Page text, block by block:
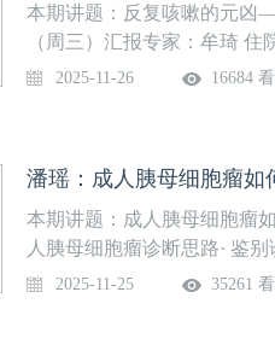
本期讲题：反复咳嗽的元凶
（周三）汇报专家：牟琦
主任医师 东部战区总医院放
2025-11-26 16684
本期讲题：成人胰母细胞瘤
人胰母细胞瘤诊断思路· 鉴
2025年11月25日（周二）授
2025-11-25 35261